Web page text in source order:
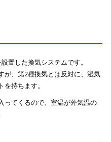
置した換気システムです。
が、第2種換気とは反対に、湿気
持ちます。
ってくるので、室温が外気温の